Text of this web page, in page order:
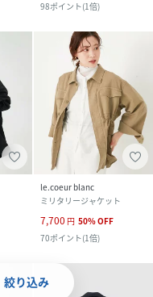
絞り込み
98ポイント(1倍)
le.coeur blanc
ミリタリージャケット
7,700 円 50%OFF
70ポイント(1倍)